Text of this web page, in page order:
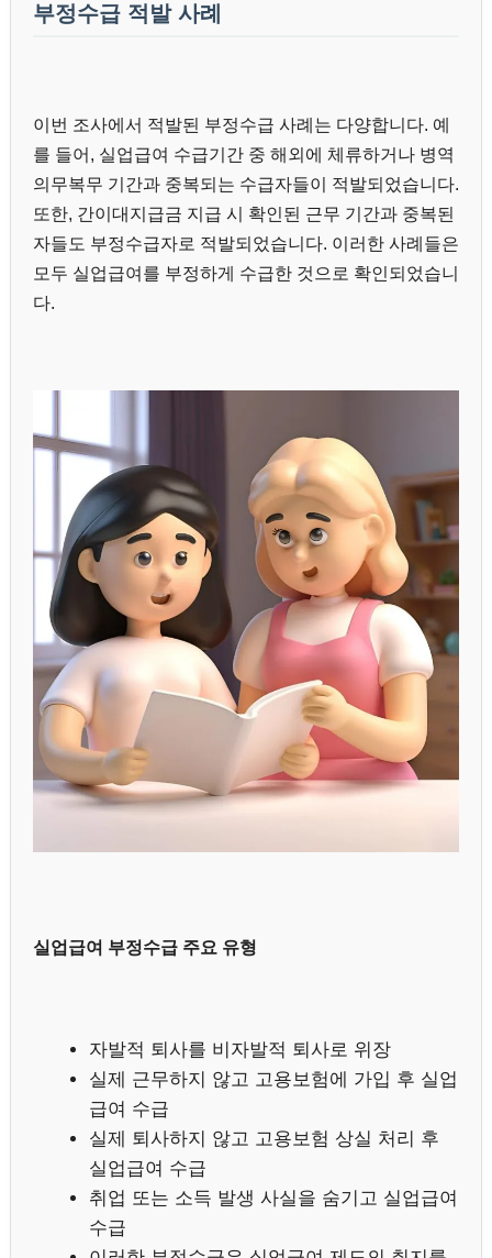
부정수급 적발 사례
이번 조사에서 적발된 부정수급 사례는 다양합니다. 예
를 들어, 실업급여 수급기간 중 해외에 체류하거나 병역
의무복무 기간과 중복되는 수급자들이 적발되었습니다.
또한, 간이대지급금 지급 시 확인된 근무 기간과 중복된
자들도 부정수급자로 적발되었습니다. 이러한 사례들은
모두 실업급여를 부정하게 수급한 것으로 확인되었습니
다.
실업급여 부정수급 주요 유형
자발적 퇴사를 비자발적 퇴사로 위장
실제 근무하지 않고 고용보험에 가입 후 실업
급여 수급
실제 퇴사하지 않고 고용보험 상실 처리 후
실업급여 수급
취업 또는 소득 발생 사실을 숨기고 실업급여
수급